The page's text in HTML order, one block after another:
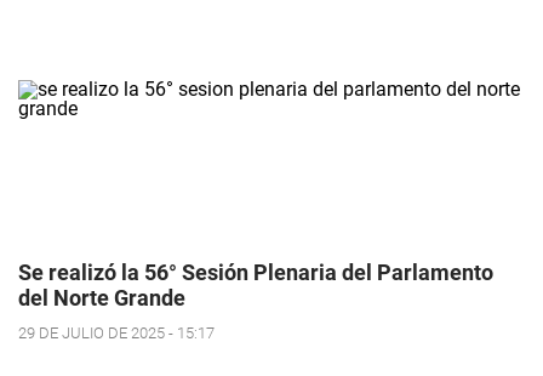
Se realizó la 56° Sesión Plenaria del Parlamento
del Norte Grande
29 DE JULIO DE 2025 - 15:17